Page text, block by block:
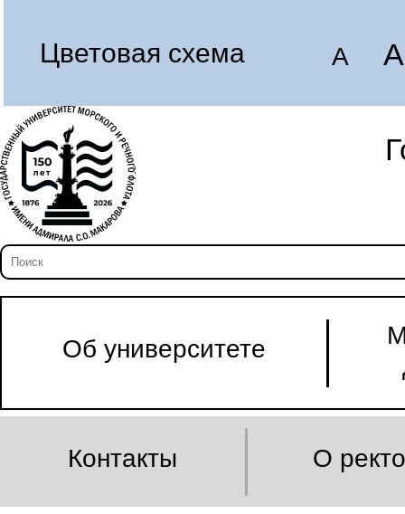
Цветовая схема A A
Об университете
Контакты О